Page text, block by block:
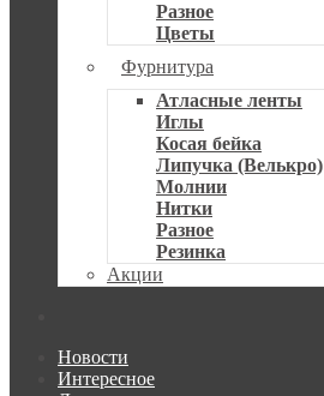
Разное
Цветы
Фурнитура
Атласные ленты
Иглы
Косая бейка
Липучка (Велькро)
Молнии
Нитки
Разное
Резинка
Акции
Новости
Интересное